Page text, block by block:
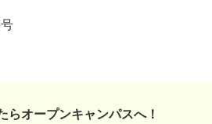
らオープンキャンパスへ！